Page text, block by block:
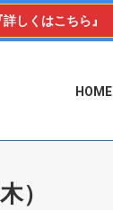
しくはこちら』
HOME
）